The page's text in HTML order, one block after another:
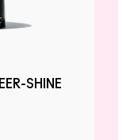
SHINE